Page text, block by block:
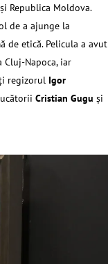
Republica Moldova.
de a ajunge la
de etică. Pelicula a avut
Napoca, iar
regizorul Igor
Cristian Gugu şi